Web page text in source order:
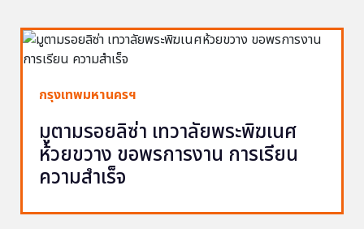
กรุงเทพมหานครฯ
มูตามรอยลิซ่า เทวาลัยพระพิฆเนศ
ห้วยขวาง ขอพรการงาน การเรียน
ความสำเร็จ